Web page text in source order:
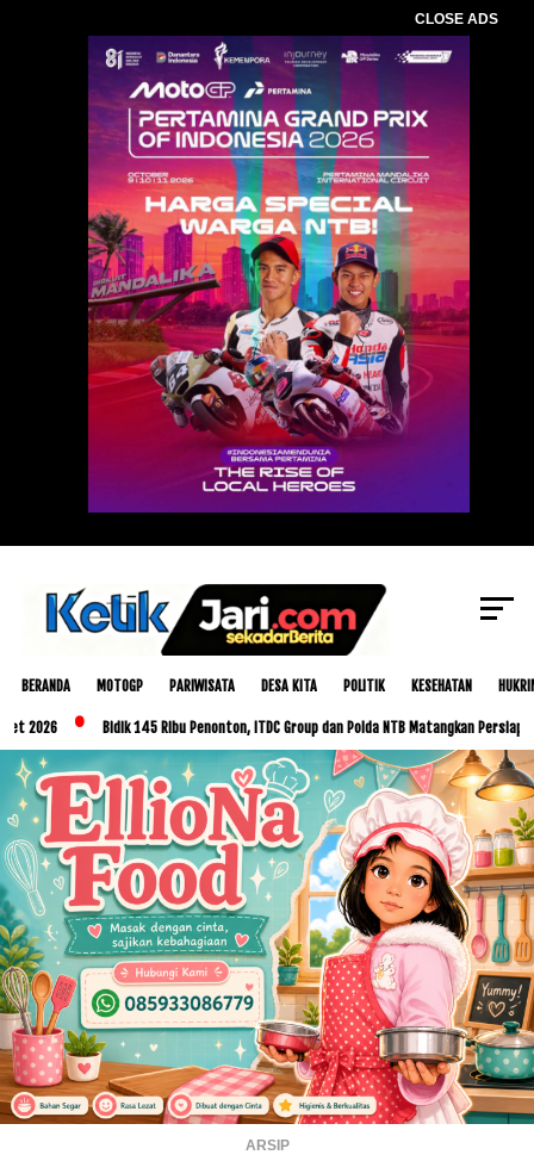
CLOSE ADS
BERANDA MOTOGP PARIWISATA DESA KITA POLITIK KESEHATAN
Bidik 145 Ribu Penonton, ITDC Group dan Polda NTB Matangkan Persiapan
ARSIP